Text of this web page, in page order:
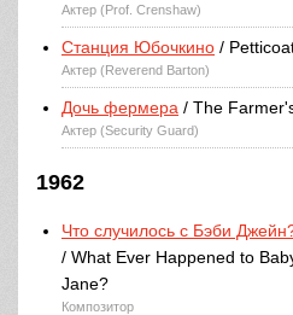
Актер (Prof. Crenshaw)
Станция Юбочкино /
Актер (Reverend Barton)
Дочь фермера / The
Актер (Security Guard)
1962
Что случилось с Бэби
/ What Ever Happened to
Jane?
Композитор